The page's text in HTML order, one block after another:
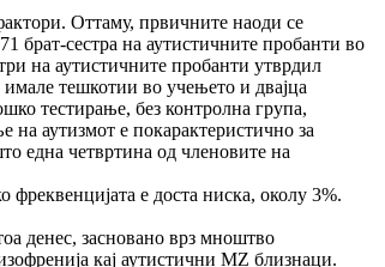
Оттаму, првичните наоди се
брат-сестра на аутистичните пробанти во
на аутистичните пробанти утврдил
имале тешкотии во учењето и двајца
тестирање, без контролна група,
на аутизмот е покарактеристично за
една четвртина од членовите на
е доста ниска, околу 3%.
денес, засновано врз мноштво
кај аутистични MZ близнаци.